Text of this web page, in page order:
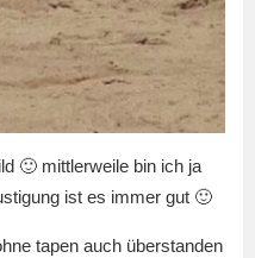
🙂 mittlerweile bin ich ja
ist es immer gut 🙂
tapen auch überstanden